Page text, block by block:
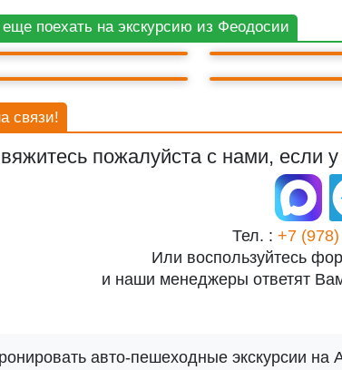
еще поехать на экскурсию из Феодосии
ДЖУР-ДЖУР
Г. КЕРЧЬ
ГОРА АЙ-
связи!
пожалуйста с нами, если
Тел. : +7
Или воспользуйтесь
и наши менеджеры ответят
авто-пешеходные экскурсии